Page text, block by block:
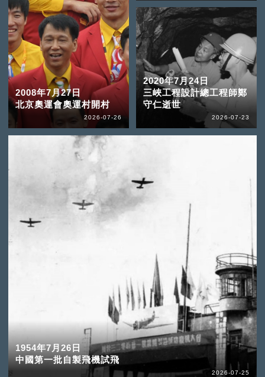
2008年7月27日
北京奧運會奧運村開村
2026-07-26
1954年7月26日
中國第一批自製飛機試飛
2026-07-25
2020年7月24日
三峽工程設計總工程師鄭
守仁逝世
2026-07-23